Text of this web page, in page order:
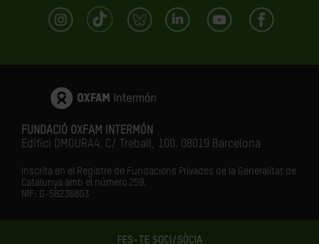
FES-TE SOCI/SÒCIA
FUNDACIÓ OXFAM INTERMÓN
Edifici DMOURA4. C/ Treball, 100. 08019 Barcelona
Inscrita en el Registre de Fundacions Privades de la Generalitat de
Catalunya amb el número 259.
NIF: G-58236803